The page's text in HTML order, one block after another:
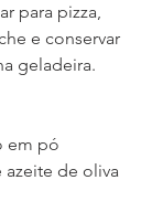
para pizza,
e conservar
geladeira.
em pó
azeite de oliva